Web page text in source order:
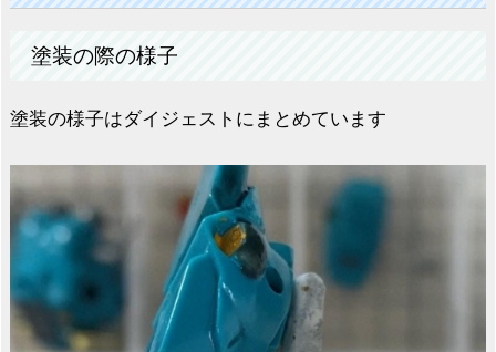
塗装の際の様子
塗装の様子はダイジェストにまとめています